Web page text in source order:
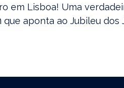
em Lisboa! Uma
que aponta ao Jubileu dos